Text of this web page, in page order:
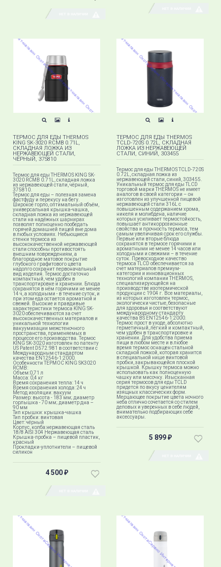
ТЕРМОС ДЛЯ ЕДЫ THERMOS
KING SK-3020 RCMB 0.71L,
СКЛАДНАЯ ЛОЖКА ИЗ
НЕРЖАВЕЮЩЕЙ СТАЛИ,
ЧЁРНЫЙ, 375810
Термос для еды THERMOS KING SK-
3020 RCMB 0.71L, складная ложка
из нержавеющей стали, чёрный,
375810.
Термос для еды – полезная замена
фастфуду и перекусу на бегу.
Широкое горло, оптимальный объём,
универсальная крышка-чашка,
складная ложка из нержавеющей
стали на надёжных шарнирах
позволят полноценно пообедать
горячей домашней пищей вне дома
в любых условиях. Небьющиеся
стенки термоса из
высококачественной нержавеющей
стали способны противостоять
внешним повреждениям, а
благородное матовое покрытие
глубокого графитового цвета
надолго сохранит первоначальный
вид изделия. Термос достаточно
компактный, чем удобен в
транспортировке и хранении. Блюда
сохранятся в нём горячими не менее
14 ч, а холодными - в течение суток, и
при этом еда остается ароматной и
свежей. Высокие и правдивые
характеристики термоса KING SK-
3020 обеспечиваются за счет
высококачественных материалов и
уникальной технологии
вакуумизации межстеночного
пространства, применяемых в
процессе его производства. Термос
KING SK-3020 изготовлен по патенту
US Patent D572.981 в соответствии с
Международным стандартом
качества EN12546-1:2000.
Особенности ТЕРМОС KING SK3020
RCMB:
Объем:0,71 л
Масса: 0,4 кг
Время сохранения тепла: 14 ч
Время сохранения холода: 24 ч
Метод изоляции: вакуум
Размер: высота - 183 мм; диаметр
горлышка - 70 мм; диаметр дна –
90 мм
Тип крышки: крышка-чашка
Тип пробки: винтовая
Цвет: чёрный
Корпус, колба:нержавеющая сталь
18/8 AISI 304 Нержавеющая сталь
Крышка-пробка – пищевой пластик,
красный
Прокладки-уплотнители – пищевой
силикон
4 500 ₽
ТЕРМОС ДЛЯ ЕДЫ THERMOS
TCLD-720S 0.72L, СКЛАДНАЯ
ЛОЖКА ИЗ НЕРЖАВЕЮЩЕЙ
СТАЛИ, СИНИЙ, 303455
Термос для еды THERMOS TCLD-720S
0.72L, складная ложка из
нержавеющей стали, синий, 303455.
Уникальный термос для еды TLCD
торговой марки THERMOS не имеет
аналогов в своей категории – он
изготовлен из улучшенной пищевой
нержавеющей стали 316L с
повышенным содержанием хрома,
никеля и молибдена, наличие
которых усиливает термостойкость,
повышает антикоррозионные
свойства и прочность термоса, тем
самым увеличивая срок его службы.
Первые или вторые блюда
сохранятся в термосе горячими и
ароматными не менее 14 часов или
холодными и свежими – в течение
суток. Превосходное качество
термоса TLCD обеспечивается за
счет материалов премиум-
категории и инновационных
технологий компании THERMOS,
специализирующейся на
производстве изотермической
продукции с 1904 г. Все материалы,
из которых изготовлен термос,
экологически чистые, безопасные
для здоровья и соответствуют
международному стандарту
качества BS EN12546-1:2000.
Термос прост в уходе, абсолютно
герметичный, лёгкий и компактный,
чем удобен в транспортировке и
хранении. Для удобства приема
пищи в любом месте и в любое
время термос оснащен стальной
складной ложкой, которая хранится
в специальной нише винтовой
пробки, закрывающейся плоской
крышкой. Крышку термоса можно
использовать как полноценную
чашку или мисочку. Изысканная
серия термосов для еды TCLD
придется по вкусу ценителям
изящных классических форм.
Мерцающее покрытие цвета ночного
неба отлично сочетается со стилем
деловых и уверенных в себе людей,
внимательно подбирающих себе
аксессуары.
5 899 ₽